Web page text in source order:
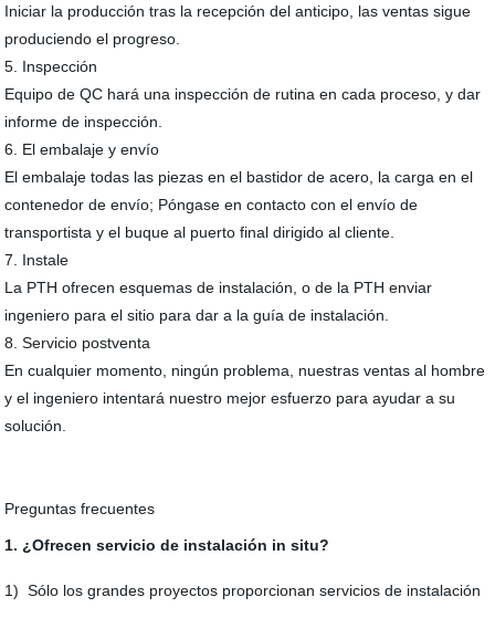
Iniciar la producción tras la recepción del anticipo, las ventas sigue
produciendo el progreso.
5. Inspección
Equipo de QC hará una inspección de rutina en cada proceso, y dar
informe de inspección.
6. El embalaje y envío
El embalaje todas las piezas en el bastidor de acero, la carga en el
contenedor de envío; Póngase en contacto con el envío de
transportista y el buque al puerto final dirigido al cliente.
7. Instale
La PTH ofrecen esquemas de instalación, o de la PTH enviar
ingeniero para el sitio para dar a la guía de instalación.
8. Servicio postventa
En cualquier momento, ningún problema, nuestras ventas al hombre
y el ingeniero intentará nuestro mejor esfuerzo para ayudar a su
solución.
Preguntas frecuentes
1. ¿Ofrecen servicio de instalación in situ?
1) Sólo los grandes proyectos proporcionan servicios de instalación